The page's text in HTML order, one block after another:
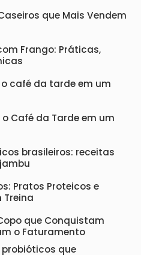
que Mais Vendem
Frango: Práticas,
café da tarde em um
Café da Tarde em um
brasileiros: receitas
Pratos Proteicos e
Treina
que Conquistam
o Faturamento
probióticos que